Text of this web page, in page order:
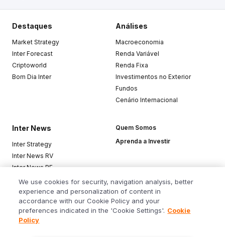
Destaques
Market Strategy
Inter Forecast
Criptoworld
Bom Dia Inter
Análises
Macroeconomia
Renda Variável
Renda Fixa
Investimentos no Exterior
Fundos
Cenário Internacional
Inter News
Inter Strategy
Inter News RV
Inter News RF
Top Funds
Quem Somos
Aprenda a Investir
Baixe o app
We use cookies for security, navigation analysis, better
experience and personalization of content in
accordance with our Cookie Policy and your
preferences indicated in the 'Cookie Settings'. Cookie
Policy